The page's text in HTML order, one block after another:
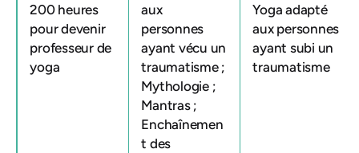
200 heures
pour devenir
professeur de
yoga
aux
personnes
ayant vécu un
traumatisme ;
Mythologie ;
Mantras ;
Enchaînemen
t des
Yoga adapté
aux personnes
ayant subi un
traumatisme